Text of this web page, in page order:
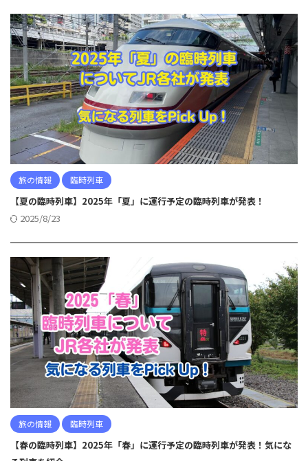
旅の情報 臨時列車
【夏の臨時列車】2025年「夏」に運行予定の臨時列車が発表！
2025/8/23
旅の情報 臨時列車
【春の臨時列車】2025年「春」に運行予定の臨時列車が発表！気にな